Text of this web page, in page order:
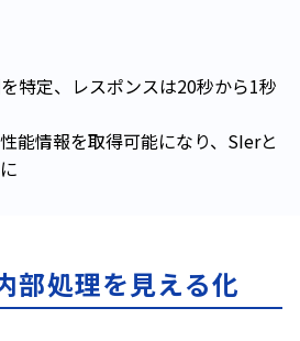
特定、レスポンスは20秒から1秒
能情報を取得可能になり、SIerと
部処理を見える化